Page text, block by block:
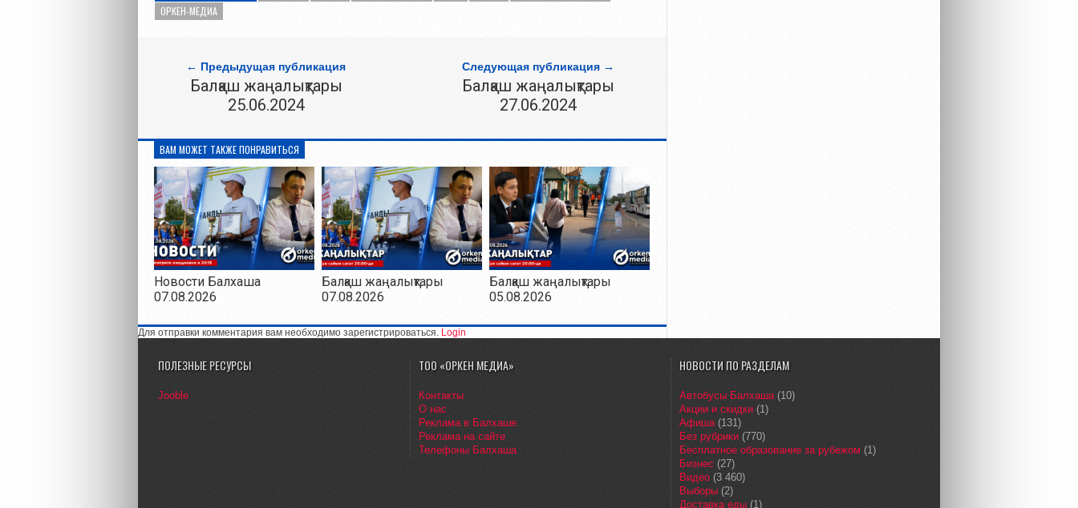
ОРКЕН-МЕДИА
← Предыдущая публикация
Балқаш жаңалықтары
25.06.2024
Следующая публикация →
Балқаш жаңалықтары
27.06.2024
ВАМ МОЖЕТ ТАКЖЕ ПОНРАВИТЬСЯ
Новости Балхаша
07.08.2026
Балқаш жаңалықтары
07.08.2026
Балқаш жаңалықтары
05.08.2026
Для отправки комментария вам необходимо зарегистрироваться. Login
ПОЛЕЗНЫЕ РЕСУРСЫ
Jooble
ТОО «ОРКЕН МЕДИА»
Контакты
О нас
Реклама в Балхаше
Реклама на сайте
Телефоны Балхаша
НОВОСТИ ПО РАЗДЕЛАМ
Автобусы Балхаша(10)
Акции и скидки (1)
Афиша(131)
Без рубрики (770)
Бесплатное образование за рубежом (1)
Бизнес (27)
Видео (3 460)
Выборы (2)
Доставка еды (1)